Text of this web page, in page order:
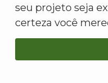
seu projeto seja
certeza você